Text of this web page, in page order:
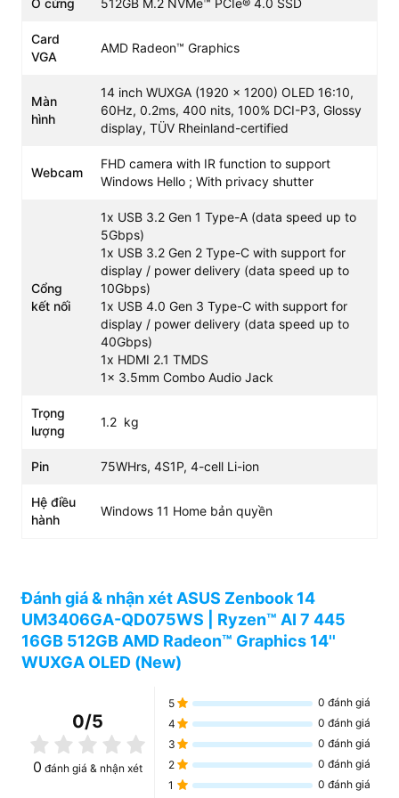
trải nghiệm mượt mà cho các công việc thiết kế đồ họa
2D, chỉnh sửa hình ảnh và giải trí đa phương tiện.
Xử lý đa nhiệm mượt mà nhờ RAM
LPDDR5X tốc độ cao
chuẩn bộ nhớ mới nhất giúp tối ưu băng thông và tiết
kiệm điện năng đáng kể. Khả năng đa nhiệm của máy
không xảy ra tình trạng giật lag. Ổ cứng 512GB M.2
NVMe™ PCIe® 4.0 SSD đảm bảo tốc độ đọc ghi dữ liệu
cực nhanh, rút ngắn thời gian khởi động máy và truy xuất
ứng dụng chỉ trong vài giây.
ASUS Zenbook 14 UM3406GA-QD075WS
tiếp tục
khẳng định vị thế dẫn đầu về hiển thị với tấm nền OLED
kích thước 14 inch, độ phân giải WUXGA (1920 x 1200)
theo tỉ lệ 16:10. Các thông số kỹ thuật của màn hình
Ổ cứng 512GB M.2 NVMe™ PCIe® 4.0 SSD
Card
VGA
AMD Radeon™ Graphics
Màn
hình
14 inch WUXGA (1920 x 1200) OLED 16:10,
60Hz, 0.2ms, 400 nits, 100% DCI-P3, Glossy
display, TÜV Rheinland-certified
Webcam
FHD camera with IR function to support
Windows Hello ; With privacy shutter
Cổng
kết nối
1x USB 3.2 Gen 1 Type-A (data speed up to
5Gbps)
1x USB 3.2 Gen 2 Type-C with support for
display / power delivery (data speed up to
10Gbps)
1x USB 4.0 Gen 3 Type-C with support for
display / power delivery (data speed up to
40Gbps)
1x HDMI 2.1 TMDS
1x 3.5mm Combo Audio Jack
Trọng
lượng
1.2 kg
Pin 75WHrs, 4S1P, 4-cell Li-ion
Hệ điều
hành
Windows 11 Home bản quyền
Đánh giá & nhận xét ASUS Zenbook 14
UM3406GA-QD075WS | Ryzen™ AI 7 445
16GB 512GB AMD Radeon™ Graphics 14''
WUXGA OLED (New)
0/5
0 đánh giá & nhận xét
5 0 đánh giá
4
0 đánh giá
3
0 đánh giá
2
0 đánh giá
1
0 đánh giá